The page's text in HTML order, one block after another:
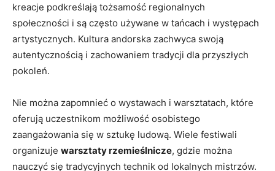
kreacje podkreślają tożsamość regionalnych
społeczności ⁣i⁤ są często używane w tańcach i występach
⁢artystycznych.⁣ Kultura andorska zachwyca swoją
autentycznością i zachowaniem tradycji dla przyszłych
pokoleń.
Nie można zapomnieć⁣ o⁣ wystawach i warsztatach, które
oferują uczestnikom‌ możliwość⁤ osobistego
zaangażowania ​się w ⁢sztukę ‌ludową.⁢ Wiele festiwali
organizuje warsztaty ⁤rzemieślnicze, ⁣gdzie można
nauczyć się tradycyjnych technik od lokalnych ‌mistrzów.